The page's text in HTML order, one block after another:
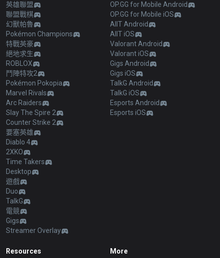
英雄聯盟
聯盟戰棋
幻獸帕魯
Pokémon Champions
特戰英豪
絕地求生
ROBLOX
鬥陣特攻2
Pokémon Pokopia
Marvel Rivals
Arc Raiders
Slay The Spire 2
Counter Strike 2
要塞英雄
Diablo 4
2XKO
Time Takers
Desktop
遊戲
Duo
TalkG
電競
Gigs
Streamer Overlay
OP.GG for Mobile Android
OP.GG for Mobile iOS
AllT Android
AllT iOS
Valorant Android
Valorant iOS
Gigs Android
Gigs iOS
TalkG Android
TalkG iOS
Esports Android
Esports iOS
Resources More